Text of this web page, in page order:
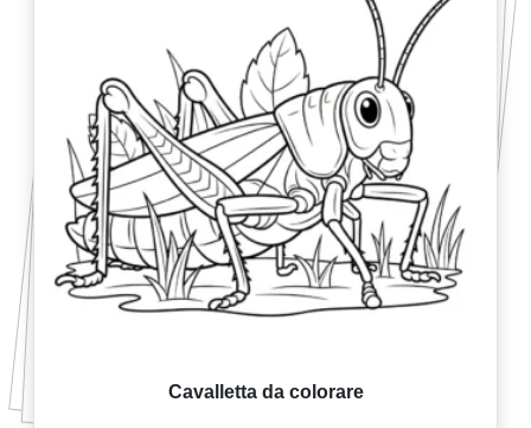
Cavalletta da colorare